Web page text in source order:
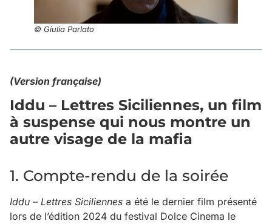
© Giulia Parlato
(Version française)
Iddu – Lettres Siciliennes, un film
à suspense qui nous montre un
autre visage de la mafia
1. Compte-rendu de la soirée
Iddu – Lettres Siciliennes a été le dernier film présenté
lors de l’édition 2024 du festival Dolce Cinema le